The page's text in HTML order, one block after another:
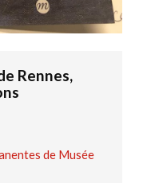
Rennes,
de Musée